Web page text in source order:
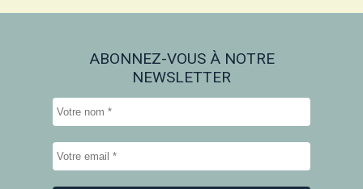
ABONNEZ-VOUS À NOTRE
NEWSLETTER